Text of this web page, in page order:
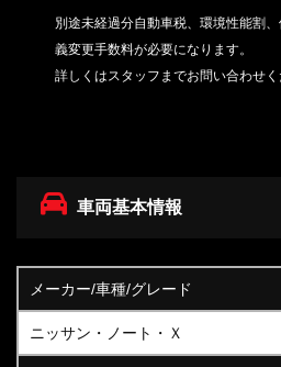
別途未経過分自動車税、環境性能割
義変更手数料が必要になります。
詳しくはスタッフまでお問い合わせく
車両基本情報
メーカー/車種/グレード
ニッサン・ノート・Ｘ